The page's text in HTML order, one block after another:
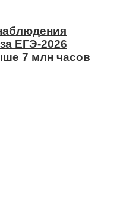
ЕГЭ-2026
7 млн часов